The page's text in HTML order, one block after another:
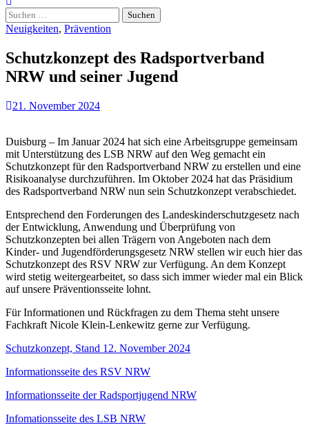
Suchen
nach:
Neuigkeiten, Prävention
Schutzkonzept des Radsportverband
NRW und seiner Jugend
21. November 2024
Duisburg – Im Januar 2024 hat sich eine Arbeitsgruppe gemeinsam
mit Unterstützung des LSB NRW auf den Weg gemacht ein
Schutzkonzept für den Radsportverband NRW zu erstellen und eine
Risikoanalyse durchzuführen. Im Oktober 2024 hat das Präsidium
des Radsportverband NRW nun sein Schutzkonzept verabschiedet.
Entsprechend den Forderungen des Landeskinderschutzgesetz nach
der Entwicklung, Anwendung und Überprüfung von
Schutzkonzepten bei allen Trägern von Angeboten nach dem
Kinder- und Jugendförderungsgesetz NRW stellen wir euch hier das
Schutzkonzept des RSV NRW zur Verfügung. An dem Konzept
wird stetig weitergearbeitet, so dass sich immer wieder mal ein Blick
auf unsere Präventionsseite lohnt.
Für Informationen und Rückfragen zu dem Thema steht unsere
Fachkraft Nicole Klein-Lenkewitz gerne zur Verfügung.
Schutzkonzept, Stand 12. November 2024
Informationsseite des RSV NRW
Informationsseite der Radsportjugend NRW
Infomationsseite des LSB NRW